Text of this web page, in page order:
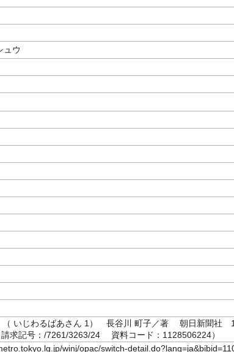
ュウ
（ いじわるばあさん 1） 長谷川 町子／著 朝日新聞社
求記号：/7261/3263/24 資料コード：1128506224）
winj/opac/switch-